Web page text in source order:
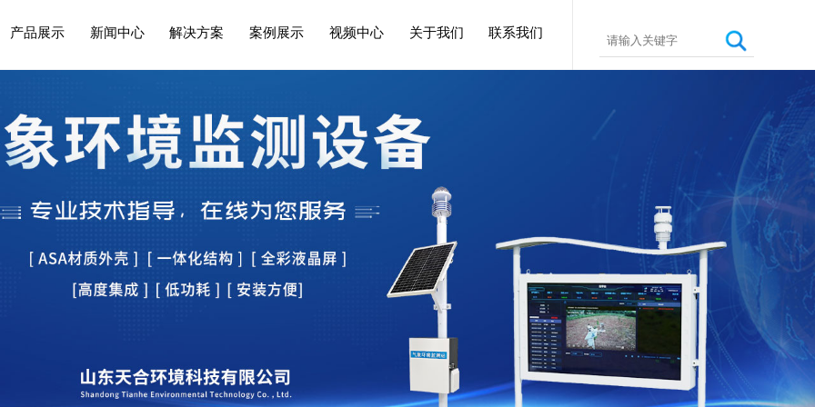
产品展示 新闻中心 解决方案 案例展示 视频中心 关于我们 联系我们